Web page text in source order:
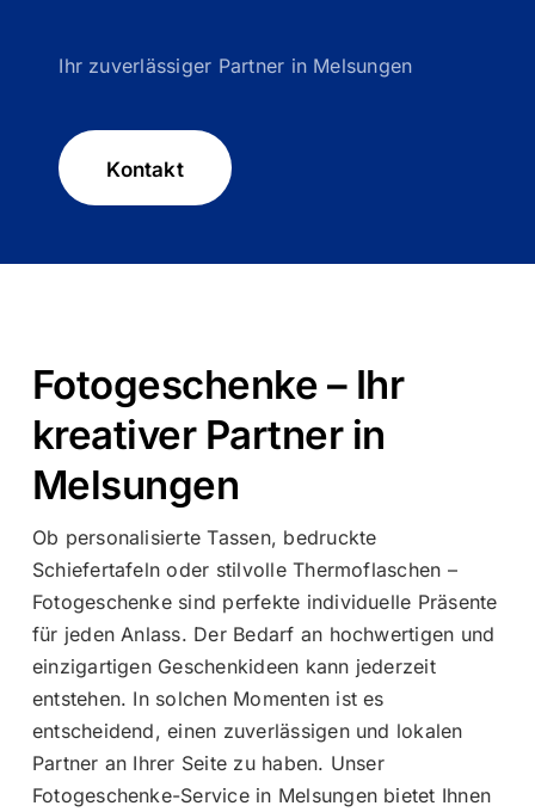
Ihr zuverlässiger Partner in Melsungen
Kontakt
Fotogeschenke – Ihr
kreativer Partner in
Melsungen
Ob personalisierte Tassen, bedruckte
Schiefertafeln oder stilvolle Thermoflaschen –
Fotogeschenke sind perfekte individuelle Präsente
für jeden Anlass. Der Bedarf an hochwertigen und
einzigartigen Geschenkideen kann jederzeit
entstehen. In solchen Momenten ist es
entscheidend, einen zuverlässigen und lokalen
Partner an Ihrer Seite zu haben. Unser
Fotogeschenke-Service in Melsungen bietet Ihnen